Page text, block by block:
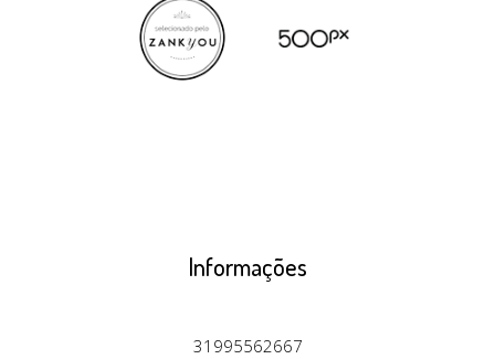
Informações
31995562667